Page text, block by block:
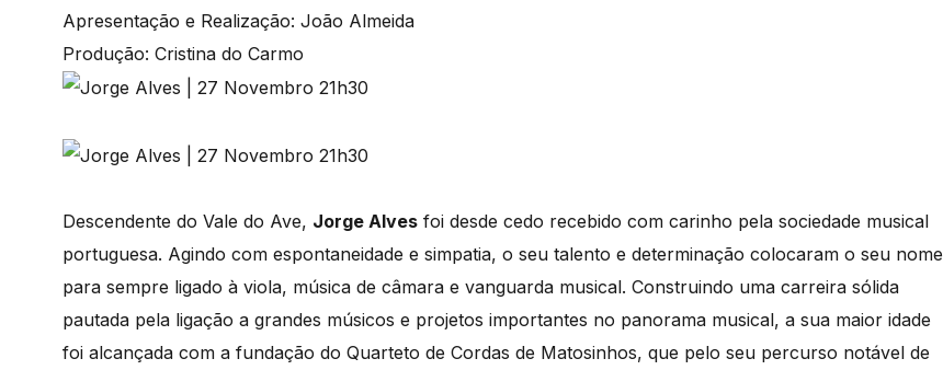
Apresentação e Realização: João Almeida
Produção: Cristina do Carmo
Descendente do Vale do Ave, Jorge Alves foi desde cedo recebido com carinho pela sociedade musical
portuguesa. Agindo com espontaneidade e simpatia, o seu talento e determinação colocaram o seu nome
para sempre ligado à viola, música de câmara e vanguarda musical. Construindo uma carreira sólida
pautada pela ligação a grandes músicos e projetos importantes no panorama musical, a sua maior idade
foi alcançada com a fundação do Quarteto de Cordas de Matosinhos, que pelo seu percurso notável de